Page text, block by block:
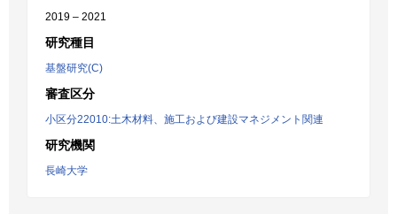
2019 – 2021
研究種目
基盤研究(C)
審査区分
小区分22010:土木材料、施工および建設マネジメント関連
研究機関
長崎大学